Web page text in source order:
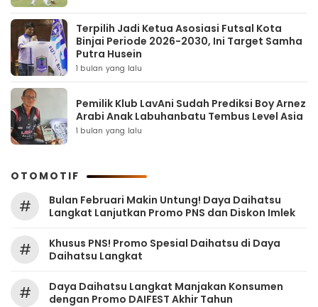
Terpilih Jadi Ketua Asosiasi Futsal Kota
Binjai Periode 2026-2030, Ini Target Samha
Putra Husein
1 bulan yang lalu
Pemilik Klub LavAni Sudah Prediksi Boy Arnez
Arabi Anak Labuhanbatu Tembus Level Asia
1 bulan yang lalu
OTOMOTIF
#
Bulan Februari Makin Untung! Daya Daihatsu
Langkat Lanjutkan Promo PNS dan Diskon Imlek
#
Khusus PNS! Promo Spesial Daihatsu di Daya
Daihatsu Langkat
#
Daya Daihatsu Langkat Manjakan Konsumen
dengan Promo DAIFEST Akhir Tahun